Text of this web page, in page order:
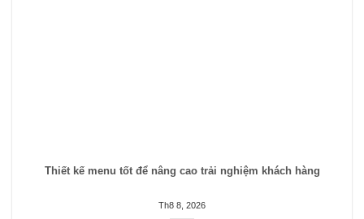
Thiết kế menu tốt để nâng cao trải nghiệm khách hàng
Th8 8, 2026